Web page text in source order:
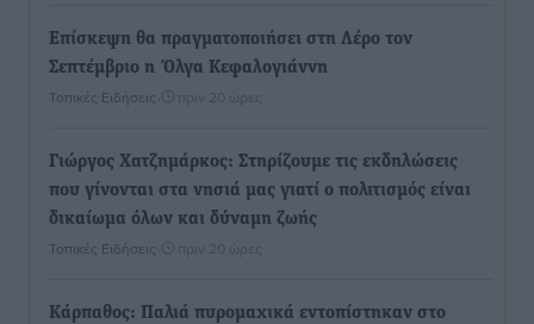
Επίσκεψη θα πραγματοποιήσει στη Λέρο τον
Σεπτέμβριο η Όλγα Κεφαλογιάννη
Τοπικές Ειδήσεις πριν 20 ώρες
Γιώργος Χατζημάρκος: Στηρίζουμε τις εκδηλώσεις
που γίνονται στα νησιά μας γιατί ο πολιτισμός είναι
δικαίωμα όλων και δύναμη ζωής
Τοπικές Ειδήσεις πριν 20 ώρες
Κάρπαθος: Παλιά πυρομαχικά εντοπίστηκαν στο